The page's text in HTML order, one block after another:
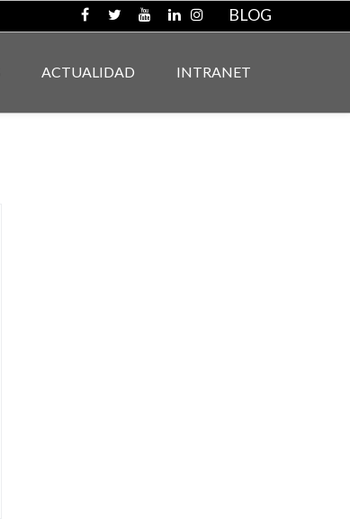
BLOG
ACTUALIDAD INTRANET